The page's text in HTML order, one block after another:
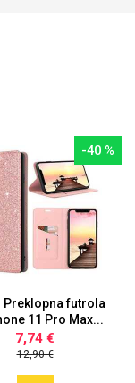
-40 %
Preklopna futrola
11 Pro Max...
7,74 €
12,90 €